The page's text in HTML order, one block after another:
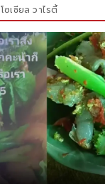
โซเชียล วาไรตี้